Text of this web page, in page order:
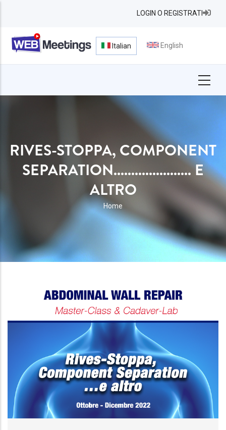
principale
LOGIN O REGISTRATI
Italian English
RIVES-STOPPA, COMPONENT
SEPARATION...................... E
ALTRO
BRICIOLE
DI
Home